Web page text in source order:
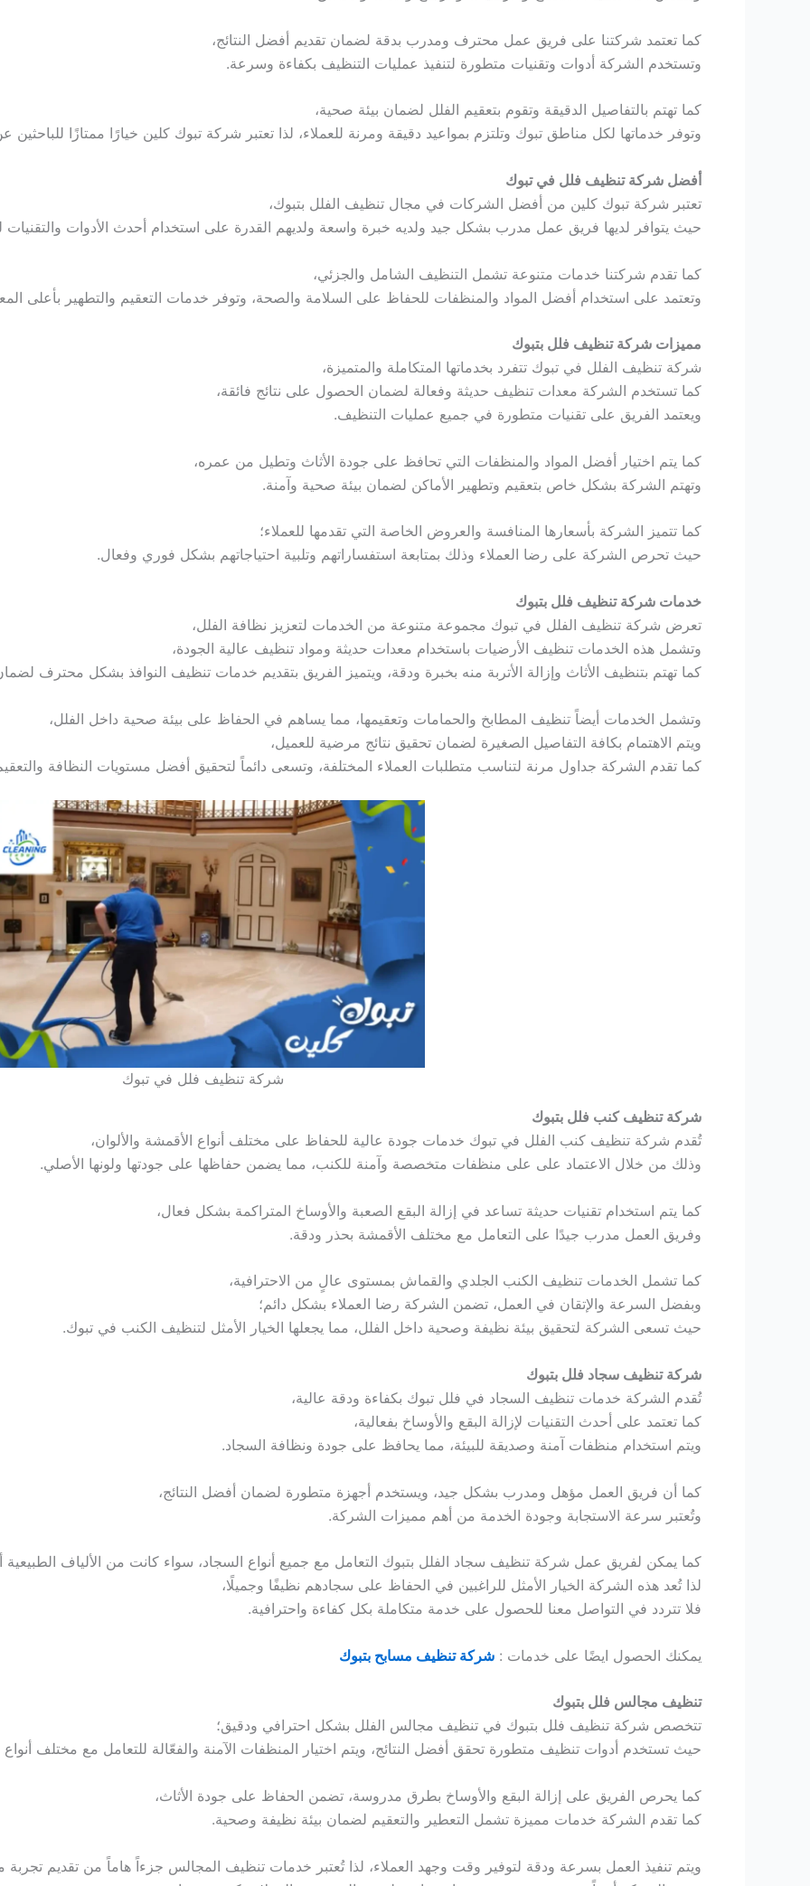
كما تعتمد شركتنا على فريق عمل محترف ومدرب بدقة لضمان تقديم أفضل النتائج،
وتستخدم الشركة أدوات وتقنيات متطورة لتنفيذ عمليات التنظيف بكفاءة وسرعة.
كما تهتم بالتفاصيل الدقيقة وتقوم بتعقيم الفلل لضمان بيئة صحية،
وتوفر خدماتها لكل مناطق تبوك وتلتزم بمواعيد دقيقة ومرنة للعملاء، لذا تعتبر شركة تبوك كلين خيارًا ممتازًا
أفضل شركة تنظيف فلل في تبوك
تعتبر شركة تبوك كلين من أفضل الشركات في مجال تنظيف الفلل بتبوك،
حيث يتوافر لديها فريق عمل مدرب بشكل جيد ولديه خبرة واسعة ولديهم القدرة على استخدام أحدث الأدوات
كما تقدم شركتنا خدمات متنوعة تشمل التنظيف الشامل والجزئي،
وتعتمد على استخدام أفضل المواد والمنظفات للحفاظ على السلامة والصحة، وتوفر خدمات التعقيم والتطهير بأعلى
مميزات شركة تنظيف فلل بتبوك
شركة تنظيف الفلل في تبوك تتفرد بخدماتها المتكاملة والمتميزة،
كما تستخدم الشركة معدات تنظيف حديثة وفعالة لضمان الحصول على نتائج فائقة،
ويعتمد الفريق على تقنيات متطورة في جميع عمليات التنظيف.
كما يتم اختيار أفضل المواد والمنظفات التي تحافظ على جودة الأثاث وتطيل من عمره،
وتهتم الشركة بشكل خاص بتعقيم وتطهير الأماكن لضمان بيئة صحية وآمنة.
كما تتميز الشركة بأسعارها المنافسة والعروض الخاصة التي تقدمها للعملاء؛
حيث تحرص الشركة على رضا العملاء وذلك بمتابعة استفساراتهم وتلبية احتياجاتهم بشكل فوري وفعال.
خدمات شركة تنظيف فلل بتبوك
تعرض شركة تنظيف الفلل في تبوك مجموعة متنوعة من الخدمات لتعزيز نظافة الفلل،
وتشمل هذه الخدمات تنظيف الأرضيات باستخدام معدات حديثة ومواد تنظيف عالية الجودة،
كما تهتم بتنظيف الأثاث وإزالة الأتربة منه بخبرة ودقة، ويتميز الفريق بتقديم خدمات تنظيف النوافذ بشكل محترف
وتشمل الخدمات أيضاً تنظيف المطابخ والحمامات وتعقيمها، مما يساهم في الحفاظ على بيئة صحية داخل الفلل،
ويتم الاهتمام بكافة التفاصيل الصغيرة لضمان تحقيق نتائج مرضية للعميل،
كما تقدم الشركة جداول مرنة لتناسب متطلبات العملاء المختلفة، وتسعى دائماً لتحقيق أفضل مستويات النظافة
شركة تنظيف فلل في تبوك
شركة تنظيف كنب فلل بتبوك
تُقدم شركة تنظيف كنب الفلل في تبوك خدمات جودة عالية للحفاظ على مختلف أنواع الأقمشة والألوان،
وذلك من خلال الاعتماد على على منظفات متخصصة وآمنة للكنب، مما يضمن حفاظها على جودتها ولونها الأصلي.
كما يتم استخدام تقنيات حديثة تساعد في إزالة البقع الصعبة والأوساخ المتراكمة بشكل فعال،
وفريق العمل مدرب جيدًا على التعامل مع مختلف الأقمشة بحذر ودقة.
كما تشمل الخدمات تنظيف الكنب الجلدي والقماش بمستوى عالٍ من الاحترافية،
وبفضل السرعة والإتقان في العمل، تضمن الشركة رضا العملاء بشكل دائم؛
حيث تسعى الشركة لتحقيق بيئة نظيفة وصحية داخل الفلل، مما يجعلها الخيار الأمثل لتنظيف الكنب في تبوك.
شركة تنظيف سجاد فلل بتبوك
تُقدم الشركة خدمات تنظيف السجاد في فلل تبوك بكفاءة ودقة عالية،
كما تعتمد على أحدث التقنيات لإزالة البقع والأوساخ بفعالية،
ويتم استخدام منظفات آمنة وصديقة للبيئة، مما يحافظ على جودة ونظافة السجاد.
كما أن فريق العمل مؤهل ومدرب بشكل جيد، ويستخدم أجهزة متطورة لضمان أفضل النتائج،
وتُعتبر سرعة الاستجابة وجودة الخدمة من أهم مميزات الشركة.
كما يمكن لفريق عمل شركة تنظيف سجاد الفلل بتبوك التعامل مع جميع أنواع السجاد، سواء كانت من الألياف الطبيعية
لذا تُعد هذه الشركة الخيار الأمثل للراغبين في الحفاظ على سجادهم نظيفًا وجميلًا،
فلا تتردد في التواصل معنا للحصول على خدمة متكاملة بكل كفاءة واحترافية.
يمكنك الحصول ايضًا على خدمات : شركة تنظيف مسابح بتبوك
تنظيف مجالس فلل بتبوك
تتخصص شركة تنظيف فلل بتبوك في تنظيف مجالس الفلل بشكل احترافي ودقيق؛
حيث تستخدم أدوات تنظيف متطورة تحقق أفضل النتائج، ويتم اختيار المنظفات الآمنة والفعّالة للتعامل مع مختلف
كما يحرص الفريق على إزالة البقع والأوساخ بطرق مدروسة، تضمن الحفاظ على جودة الأثاث،
كما تقدم الشركة خدمات مميزة تشمل التعطير والتعقيم لضمان بيئة نظيفة وصحية.
ويتم تنفيذ العمل بسرعة ودقة لتوفير وقت وجهد العملاء، لذا تُعتبر خدمات تنظيف المجالس جزءاً هاماً من تقديم تجربة